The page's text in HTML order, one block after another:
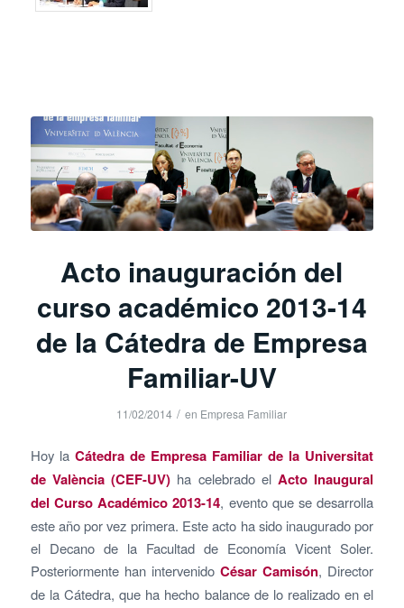
Acto inauguración del
curso académico 2013-14
de la Cátedra de Empresa
Familiar-UV
11/02/2014 / en Empresa Familiar
Hoy la Cátedra de Empresa Familiar de la Universitat
de València (CEF-UV) ha celebrado elActo Inaugural
del Curso Académico 2013-14, evento que se desarrolla
este año por vez primera. Este acto ha sido inaugurado por
el Decano de la Facultad de Economía Vicent Soler.
Posteriormente han intervenidoCésar Camisón, Director
de la Cátedra, que ha hecho balance de lo realizado en el